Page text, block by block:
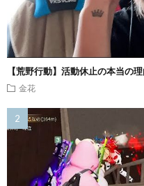
【荒野行動】活動休止の本当の
金花